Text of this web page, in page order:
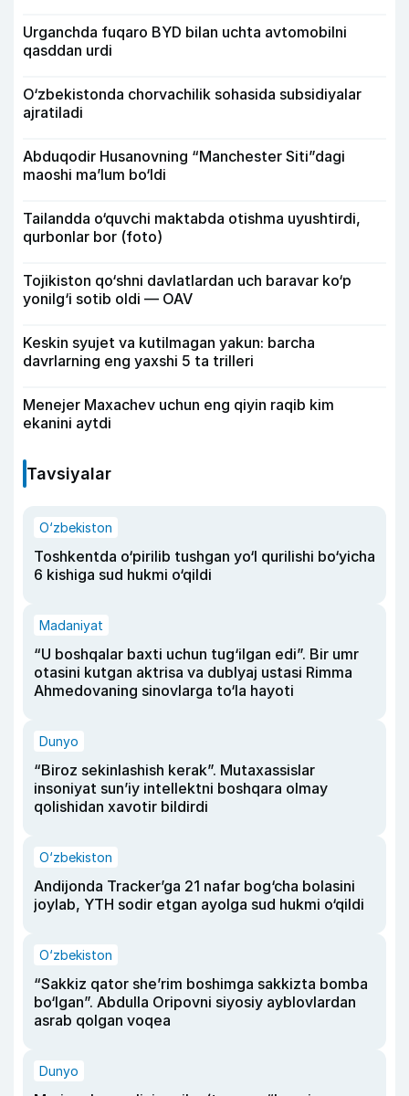
Urganchda fuqaro BYD bilan uchta avtomobilni
qasddan urdi
O‘zbekistonda chorvachilik sohasida subsidiyalar
ajratiladi
Abduqodir Husanovning “Manchester Siti”dagi
maoshi ma’lum bo‘ldi
Tailandda o‘quvchi maktabda otishma uyushtirdi,
qurbonlar bor (foto)
Tojikiston qo‘shni davlatlardan uch baravar ko‘p
yonilg‘i sotib oldi — OAV
Keskin syujet va kutilmagan yakun: barcha
davrlarning eng yaxshi 5 ta trilleri
Menejer Maxachev uchun eng qiyin raqib kim
ekanini aytdi
Tavsiyalar
O‘zbekiston
Toshkentda o‘pirilib tushgan yo‘l qurilishi bo‘yicha
6 kishiga sud hukmi o‘qildi
Madaniyat
“U boshqalar baxti uchun tug‘ilgan edi”. Bir umr
otasini kutgan aktrisa va dublyaj ustasi Rimma
Ahmedovaning sinovlarga to‘la hayoti
Dunyo
“Biroz sekinlashish kerak”. Mutaxassislar
insoniyat sun’iy intellektni boshqara olmay
qolishidan xavotir bildirdi
O‘zbekiston
Andijonda Tracker’ga 21 nafar bog‘cha bolasini
joylab, YTH sodir etgan ayolga sud hukmi o‘qildi
O‘zbekiston
“Sakkiz qator she’rim boshimga sakkizta bomba
bo‘lgan”. Abdulla Oripovni siyosiy ayblovlardan
asrab qolgan voqea
Dunyo